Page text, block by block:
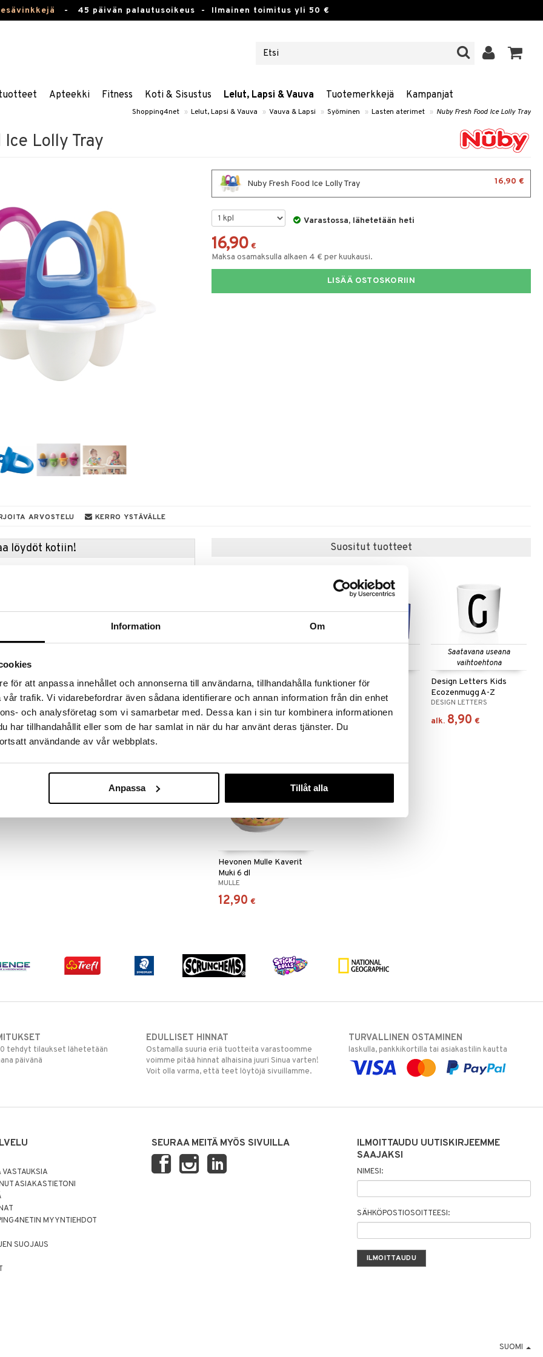
Information Om
för att anpassa innehållet och annonserna till användarna, tillhandahålla funktioner för
trafik. Vi vidarebefordrar även sådana identifierare och annan information från din enhet
och analysföretag som vi samarbetar med. Dessa kan i sin tur kombinera informationen
har tillhandahållit eller som de har samlat in när du har använt deras tjänster. Du
användande av vår webbplats.
Anpassa Tillåt alla
- 45 päivän palautusoikeus - Ilmainen toimitus yli 50 €
Apteekki Fitness Koti & Sisustus Lelut, Lapsi & Vauva Tuotemerkkejä Kampanjat
Shopping4net » Lelut, Lapsi & Vauva » Vauva & Lapsi » Syöminen » Lasten aterimet » Nuby Fresh Food Ice Lolly Tray
Ice Lolly Tray
Nuby Fresh Food Ice Lolly Tray 16,90 €
Varastossa, lähetetään heti
16,90 €
Maksa osamaksulla alkaen 4 € per kuukausi.
LISÄÄ OSTOSKORIIN
ARVOSTELU KERRO YSTÄVÄLLE
löydöt kotiin!
sosetta voi helposti jäädyttää näihin kahvallisiin
ja hampaiden puhjetessa.
Niiden avulla saavat pienet ja suuremmatkin
Sopivat herkulliseen kotitekoiseen
Suositut tuotteet
Mulle Hevonen Muki
MULLE
9,90
DL Kids Eco Drinking
Glass 2-p
DESIGN LETTERS
9,90
Saatavana useana
vaihtoehtona
Design Letters Kids
Ecozenmugg A-Z
DESIGN LETTERS
alk. 8,90 €
Hevonen Mulle Kaverit
Muki 6 dl
MULLE
12,90 €
tehdyt tilaukset lähetetään
päivänä
EDULLISET HINNAT
Ostamalla suuria eriä tuotteita varastoomme
voimme pitää hinnat alhaisina juuri Sinua varten!
Voit olla varma, että teet löytöjä sivuillamme.
TURVALLINEN OSTAMINEN
laskulla, pankkikortilla tai asiakastilin kautta
ASIAKASTIETONI
MYYNTIEHDOT
SUOJAUS
SEURAA MEITÄ MYÖS SIVUILLA
ILMOITTAUDU UUTISKIRJEEMME
SAAJAKSI
NIMESI:
SÄHKÖPOSTIOSOITTEESI:
SUOMI